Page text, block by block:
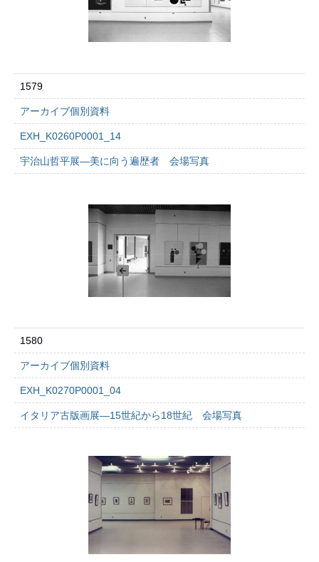
1579
アーカイブ個別資料
EXH_K0260P0001_14
宇治山哲平展―美に向う遍歴者 会場写真
1580
アーカイブ個別資料
EXH_K0270P0001_04
イタリア古版画展―15世紀から18世紀 会場写真